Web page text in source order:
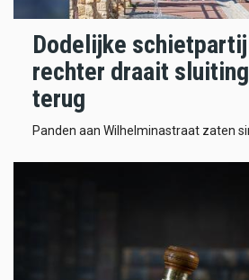
Dodelijke
rechter draait
terug
Panden aan Wilhelminastraat zaten